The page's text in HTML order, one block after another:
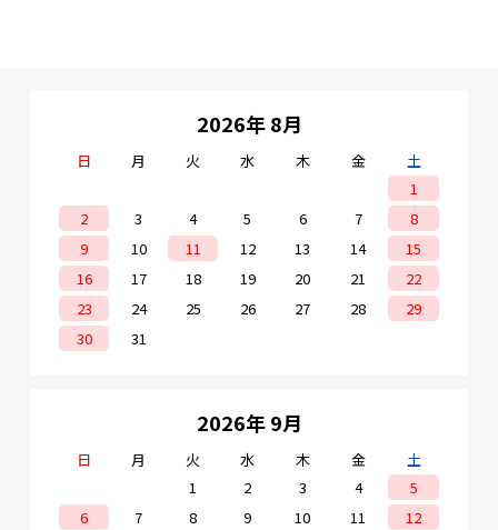
2026年 8月
日 月 火 水 木 金
土
1
2
3 4 5 6 7
8
9
10 11 12 13 14
15
16
17 18 19 20 21
22
23
24 25 26 27 28
29
30
31
2026年 9月
日 月 火 水 木 金
土
1
2 3 4
5
6
7 8 9 10 11
12